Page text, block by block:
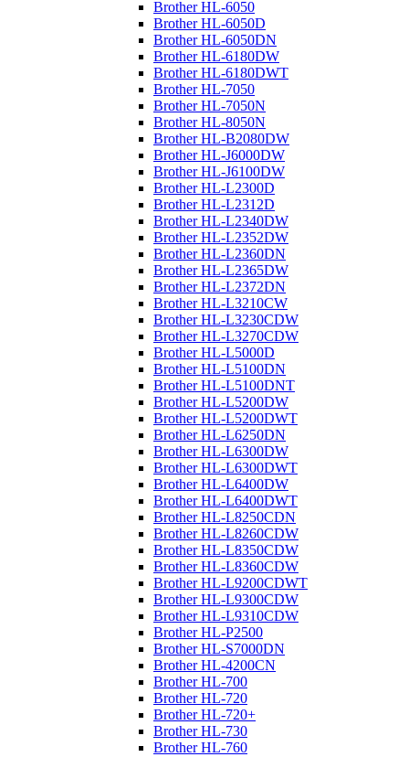
Brother HL-6050
Brother HL-6050D
Brother HL-6050DN
Brother HL-6180DW
Brother HL-6180DWT
Brother HL-7050
Brother HL-7050N
Brother HL-8050N
Brother HL-B2080DW
Brother HL-J6000DW
Brother HL-J6100DW
Brother HL-L2300D
Brother HL-L2312D
Brother HL-L2340DW
Brother HL-L2352DW
Brother HL-L2360DN
Brother HL-L2365DW
Brother HL-L2372DN
Brother HL-L3210CW
Brother HL-L3230CDW
Brother HL-L3270CDW
Brother HL-L5000D
Brother HL-L5100DN
Brother HL-L5100DNT
Brother HL-L5200DW
Brother HL-L5200DWT
Brother HL-L6250DN
Brother HL-L6300DW
Brother HL-L6300DWT
Brother HL-L6400DW
Brother HL-L6400DWT
Brother HL-L8250CDN
Brother HL-L8260CDW
Brother HL-L8350CDW
Brother HL-L8360CDW
Brother HL-L9200CDWT
Brother HL-L9300CDW
Brother HL-L9310CDW
Brother HL-P2500
Brother HL-S7000DN
Brother HL-4200CN
Brother HL-700
Brother HL-720
Brother HL-720+
Brother HL-730
Brother HL-760